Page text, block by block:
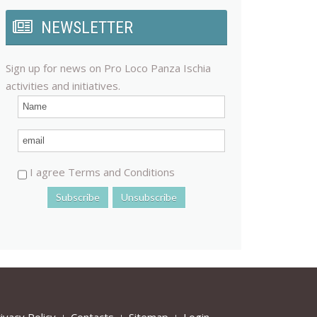
NEWSLETTER
Sign up for news on Pro Loco Panza Ischia
activities and initiatives.
I agree Terms and Conditions